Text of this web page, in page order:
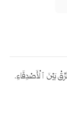
بَيْنَ ٱلْأَصْدِقَاءِ.